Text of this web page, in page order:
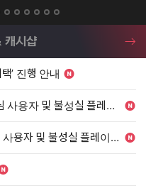
캐시샵
’ 진행 안내
8/6(목) 비정상 게임 이용 의심 사용자 및 불성실 플레이 단속 안내
8/5(수) 비정상 게임 이용 의심 사용자 및 불성실 플레이 단속 안내